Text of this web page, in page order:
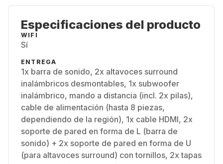
Especificaciones del producto
WIFI
Sí
ENTREGA
1x barra de sonido, 2x altavoces surround
inalámbricos desmontables, 1x subwoofer
inalámbrico, mando a distancia (incl. 2x pilas),
cable de alimentación (hasta 8 piezas,
dependiendo de la región), 1x cable HDMI, 2x
soporte de pared en forma de L (barra de
sonido) + 2x soporte de pared en forma de U
(para altavoces surround) con tornillos, 2x tapas